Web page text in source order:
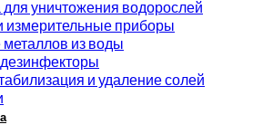
уничтожения водорослей
измерительные приборы
из воды
и удаление солей